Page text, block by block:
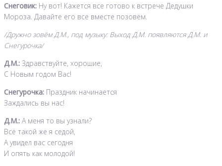
Снеговик: Ну вот! Кажется все готово к встрече Дедушки
Мороза. Давайте его все вместе позовём.
/Дружно зовём Д.М., под музыку: Выход Д.М. появляются Д.М. и
Снегурочка/
Д.М.: Здравствуйте, хорошие,
С Новым годом Вас!
Снегурочка: Праздник начинается
Заждались вы нас!
Д.М.: А меня то вы узнали?
Всё такой же я седой,
А увидел вас сегодня
И опять как молодой!